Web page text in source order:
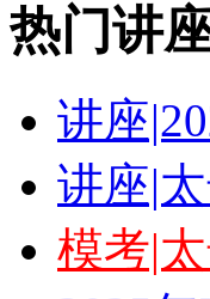
热门讲
讲座
讲座|
模考|